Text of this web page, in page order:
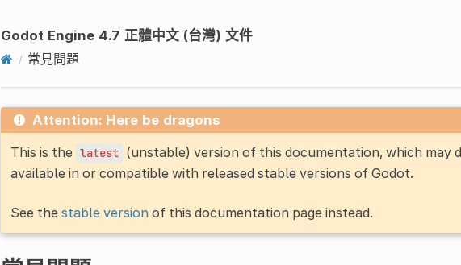
Godot Engine 4.7 正體中文 (台灣) 文件
常見問題
Attention: Here be dragons
This is the latest (unstable) version of this documentation, which may
available in or compatible with released stable versions of Godot.
See the stable versionof this documentation page instead.